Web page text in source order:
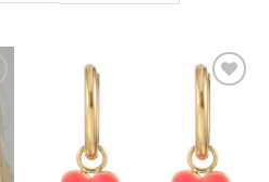
Toevoegen
verlanglijst